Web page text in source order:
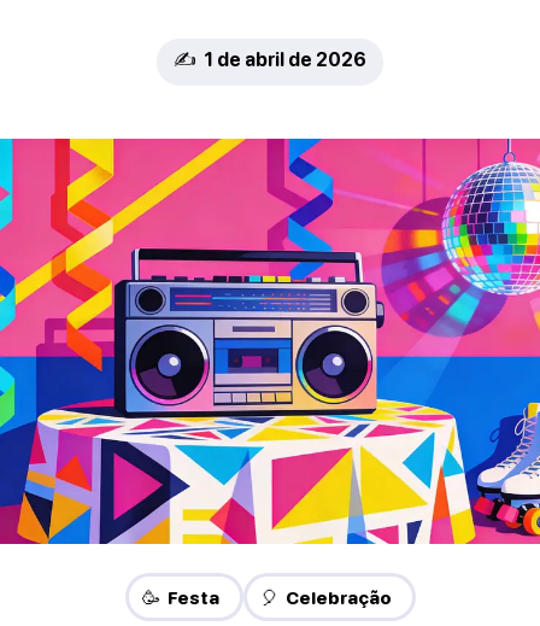
✍️ 1 de abril de 2026
🥳 Festa 🎈 Celebração